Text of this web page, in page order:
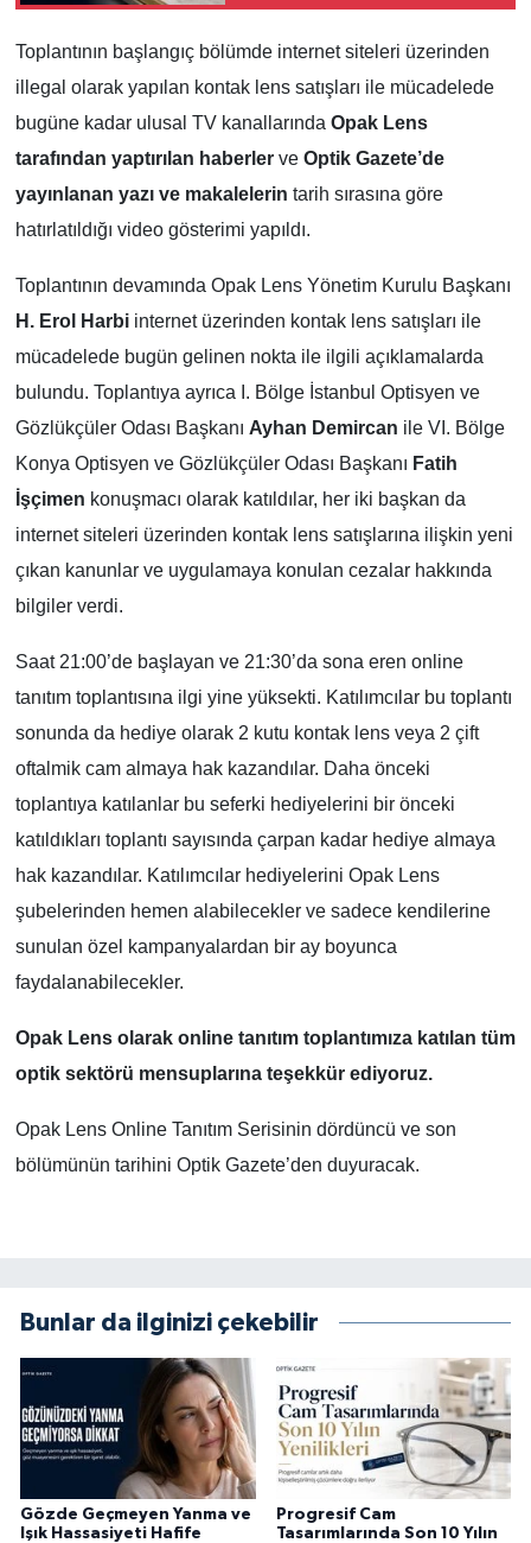
Toplantının başlangıç bölümde internet siteleri üzerinden
illegal olarak yapılan kontak lens satışları ile mücadelede
bugüne kadar ulusal TV kanallarında Opak Lens
tarafından yaptırılan haberlerve Optik Gazete’de
yayınlanan yazı ve makalelerin tarih sırasına göre
hatırlatıldığı video gösterimi yapıldı.
Toplantının devamında Opak Lens Yönetim Kurulu Başkanı
H. Erol Harbi internet üzerinden kontak lens satışları ile
mücadelede bugün gelinen nokta ile ilgili açıklamalarda
bulundu. Toplantıya ayrıca I. Bölge İstanbul Optisyen ve
Gözlükçüler Odası Başkanı Ayhan Demircan ile VI. Bölge
Konya Optisyen ve Gözlükçüler Odası Başkanı Fatih
İşçimen konuşmacı olarak katıldılar, her iki başkan da
internet siteleri üzerinden kontak lens satışlarına ilişkin yeni
çıkan kanunlar ve uygulamaya konulan cezalar hakkında
bilgiler verdi.
Saat 21:00’de başlayan ve 21:30’da sona eren online
tanıtım toplantısına ilgi yine yüksekti. Katılımcılar bu toplantı
sonunda da hediye olarak 2 kutu kontak lens veya 2 çift
oftalmik cam almaya hak kazandılar. Daha önceki
toplantıya katılanlar bu seferki hediyelerini bir önceki
katıldıkları toplantı sayısında çarpan kadar hediye almaya
hak kazandılar. Katılımcılar hediyelerini Opak Lens
şubelerinden hemen alabilecekler ve sadece kendilerine
sunulan özel kampanyalardan bir ay boyunca
faydalanabilecekler.
Opak Lens olarak online tanıtım toplantımıza katılan tüm
optik sektörü mensuplarına teşekkür ediyoruz.
Opak Lens Online Tanıtım Serisinin dördüncü ve son
bölümünün tarihini Optik Gazete’den duyuracak.
Bunlar da ilginizi çekebilir
Gözde Geçmeyen Yanma ve
Işık Hassasiyeti Hafife
Progresif Cam
Tasarımlarında Son 10 Yılın